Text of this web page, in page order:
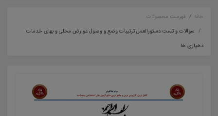
خانه
فهرست محصولات
سوالات و تست دستورالعمل ترتیبات وضع و وصول عوارض محلی و بهای خدمات
دهیاری ها